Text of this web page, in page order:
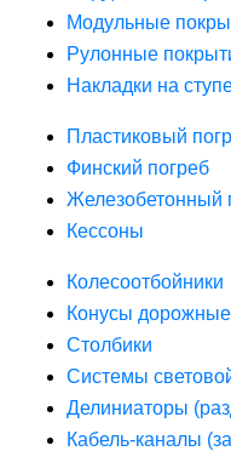
Модульные
Рулонные
Накладки на
Пластиковый
Финский погреб
Железобетонный
Кессоны
Колесоотбойники
Конусы дорожные
Столбики
Системы
Делиниаторы
Кабель-каналы